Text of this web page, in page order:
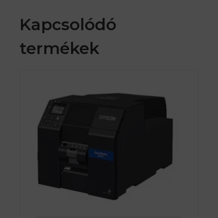
Kapcsolódó
termékek